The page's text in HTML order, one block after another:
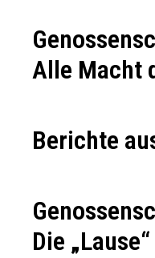
Alle Macht
Berichte
Die